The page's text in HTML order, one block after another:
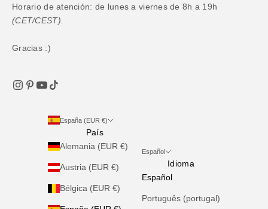
Horario de atención: de lunes a viernes de 8h a 19h
(CET/CEST).
Gracias :)
España (EUR €)
País
Alemania (EUR €)
Austria (EUR €)
Bélgica (EUR €)
Español
Idioma
Español
Português (portugal)